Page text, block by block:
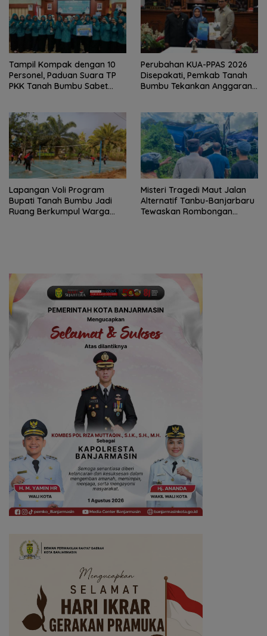
Tampil Kompak dengan 10
Personel, Paduan Suara TP
PKK Tanah Bumbu Sabet
Perubahan KUA-PPAS 2026
Disepakati, Pemkab Tanah
Bumbu Tekankan Anggaran
Lapangan Voli Program
Bupati Tanah Bumbu Jadi
Ruang Berkumpul Warga
Misteri Tragedi Maut Jalan
Alternatif Tanbu-Banjarbaru
Tewaskan Rombongan